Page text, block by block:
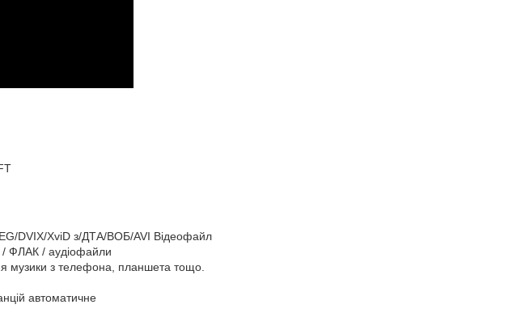
DVIX/XviD з/ДТА/ВОБ/AVI Відеофайл
ФЛАК / аудіофайли
музики з телефона, планшета тощо.
автоматичне